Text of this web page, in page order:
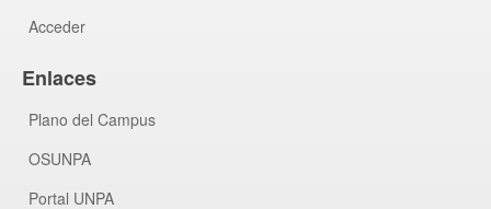
Acceder
Enlaces
Plano del Campus
OSUNPA
Portal UNPA